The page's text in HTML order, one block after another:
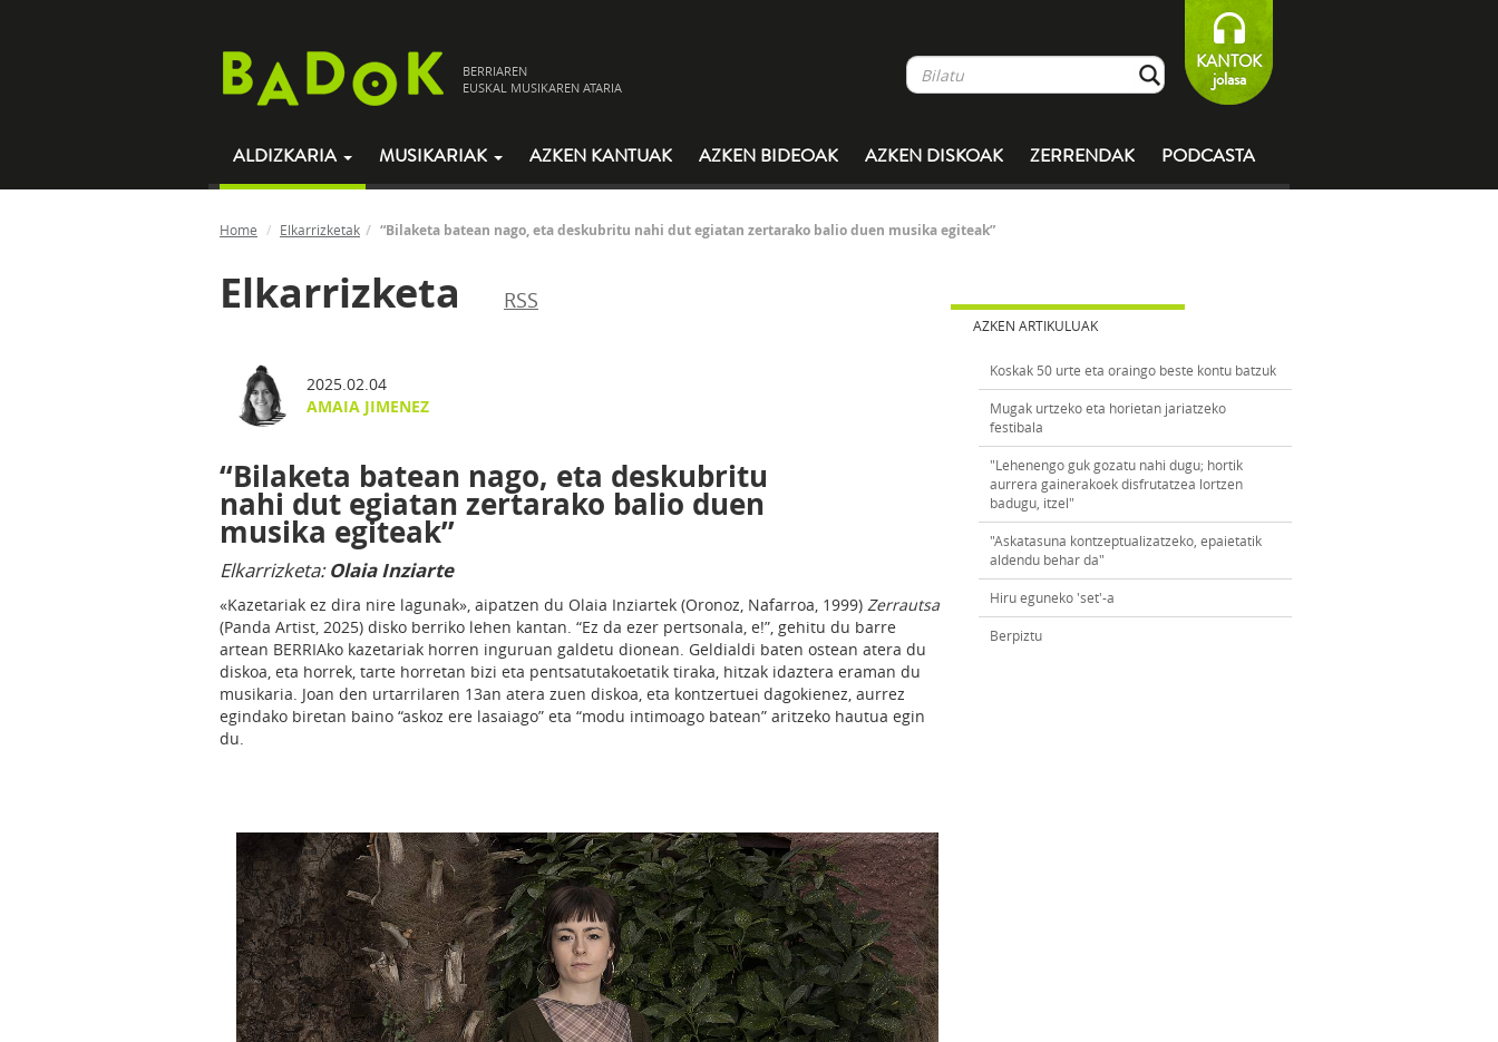
BERRIAREN
EUSKAL MUSIKAREN ATARIA
KANTOK
jolasa
ALDIZKARIA MUSIKARIAK AZKEN KANTUAK AZKEN BIDEOAK AZKEN DISKOAK ZERRENDAK PODCASTA
Home Elkarrizketak “Bilaketa batean nago, eta deskubritu nahi dut egiatan zertarako balio duen musika egiteak”
Elkarrizketa RSS
2025.02.04
AMAIA JIMENEZ
“Bilaketa batean nago, eta deskubritu
nahi dut egiatan zertarako balio duen
musika egiteak”
Elkarrizketa:Olaia Inziarte
«Kazetariak ez dira nire lagunak», aipatzen du Olaia Inziartek (Oronoz, Nafarroa, 1999) Zerrautsa
(Panda Artist, 2025) disko berriko lehen kantan. “Ez da ezer pertsonala, e!”, gehitu du barre
artean BERRIAko kazetariak horren inguruan galdetu dionean. Geldialdi baten ostean atera du
diskoa, eta horrek, tarte horretan bizi eta pentsatutakoetatik tiraka, hitzak idaztera eraman du
musikaria. Joan den urtarrilaren 13an atera zuen diskoa, eta kontzertuei dagokienez, aurrez
egindako biretan baino “askoz ere lasaiago” eta “modu intimoago batean” aritzeko hautua egin
du.
AZKEN ARTIKULUAK
Koskak 50 urte eta oraingo beste kontu batzuk
Mugak urtzeko eta horietan jariatzeko
festibala
"Lehenengo guk gozatu nahi dugu; hortik
aurrera gainerakoek disfrutatzea lortzen
badugu, itzel"
"Askatasuna kontzeptualizatzeko, epaietatik
aldendu behar da"
Hiru eguneko 'set'-a
Berpiztu